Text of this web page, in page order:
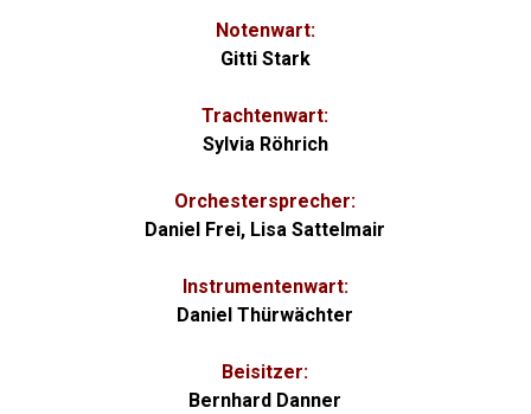
Notenwart:
Gitti Stark
Trachtenwart:
Sylvia Röhrich
Orchestersprecher:
Daniel Frei, Lisa Sattelmair
Instrumentenwart:
Daniel Thürwächter
Beisitzer:
Bernhard Danner